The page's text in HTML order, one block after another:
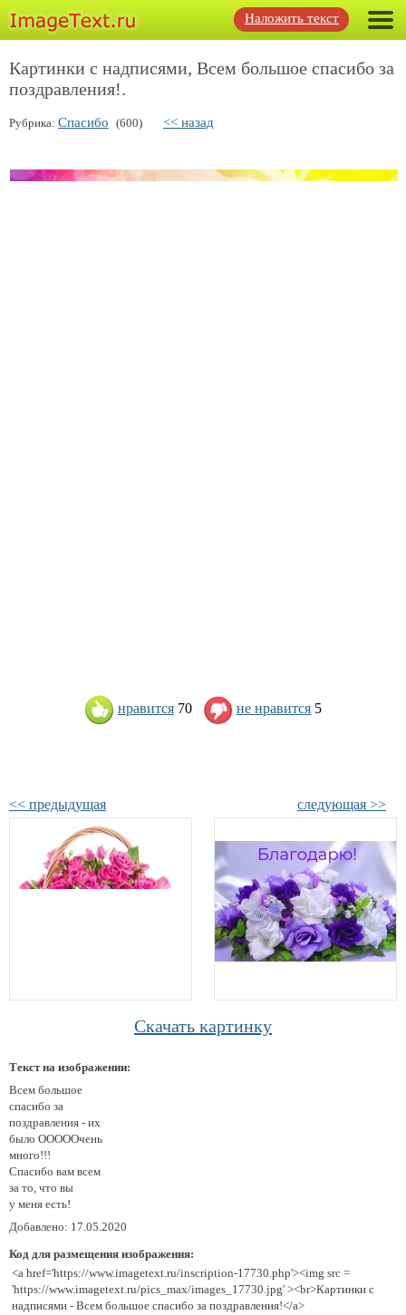
Наложить текст
Картинки с надписями, Всем большое спасибо за
поздравления!.
Рубрика: Спасибо (600) << назад
нравится 70 не нравится 5
<< предыдущая следующая >>
Скачать картинку
Текст на изображении:
Всем большое
спасибо за
поздравления - их
было ОООООчень
много!!!
Спасибо вам всем
за то, что вы
у меня есть!
Добавлено: 17.05.2020
Код для размещения изображения:
<a href='https://www.imagetext.ru/inscription-17730.php'><img src =
'https://www.imagetext.ru/pics_max/images_17730.jpg' ><br>Картинки с
надписями - Всем большое спасибо за поздравления!</a>